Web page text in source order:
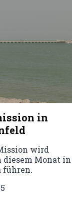
in
wird
Monat in
führen.